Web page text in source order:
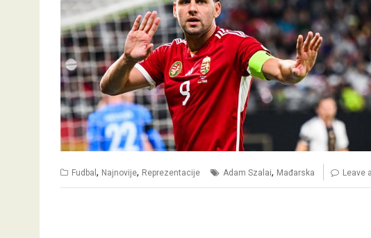
Fudbal , Najnovije, Reprezentacije Adam Szalai, Mađarska Leave